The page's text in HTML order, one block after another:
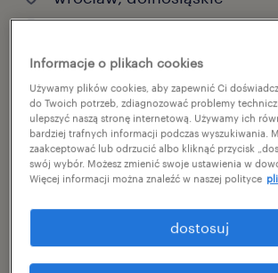
pełen etat
specjalizacja
budownictwo / architektura
reference number
46879232
Informacje o plikach cookies
Używamy plików cookies, aby zapewnić Ci
do Twoich potrzeb, zdiagnozować problemy
ulepszyć naszą stronę internetową. Używamy ich
bardziej trafnych informacji podczas wyszukiwania.
zaakceptować lub odrzucić albo kliknąć przycisk
swój wybór. Możesz zmienić swoje ustawienia w
Więcej informacji można znaleźć w naszej polityce
dostosuj